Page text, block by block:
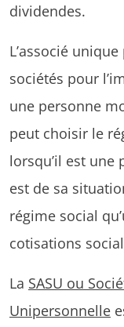
dividendes.
L’associé
sociétés pour
une personne
peut choisir le
lorsqu’il est une
est de sa
régime social
cotisations
La SASU ou
Unipersonnelle